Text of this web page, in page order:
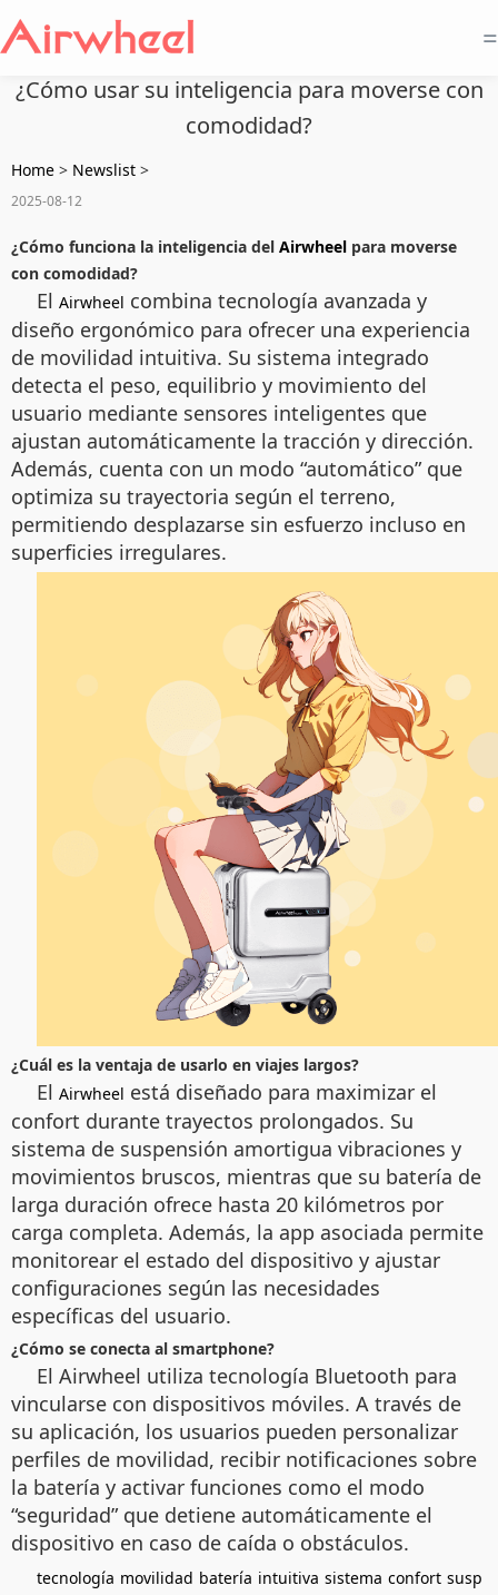
=
¿Cómo usar su inteligencia para moverse con
comodidad?
Home > Newslist >
2025-08-12
¿Cómo funciona la inteligencia del Airwheel para moverse
con comodidad?
El Airwheel combina tecnología avanzada y
diseño ergonómico para ofrecer una experiencia
de movilidad intuitiva. Su sistema integrado
detecta el peso, equilibrio y movimiento del
usuario mediante sensores inteligentes que
ajustan automáticamente la tracción y dirección.
Además, cuenta con un modo “automático” que
optimiza su trayectoria según el terreno,
permitiendo desplazarse sin esfuerzo incluso en
superficies irregulares.
¿Cuál es la ventaja de usarlo en viajes largos?
El Airwheel está diseñado para maximizar el
confort durante trayectos prolongados. Su
sistema de suspensión amortigua vibraciones y
movimientos bruscos, mientras que su batería de
larga duración ofrece hasta 20 kilómetros por
carga completa. Además, la app asociada permite
monitorear el estado del dispositivo y ajustar
configuraciones según las necesidades
específicas del usuario.
¿Cómo se conecta al smartphone?
El Airwheel utiliza tecnología Bluetooth para
vincularse con dispositivos móviles. A través de
su aplicación, los usuarios pueden personalizar
perfiles de movilidad, recibir notificaciones sobre
la batería y activar funciones como el modo
“seguridad” que detiene automáticamente el
dispositivo en caso de caída o obstáculos.
tecnología movilidad batería intuitiva sistema confort susp